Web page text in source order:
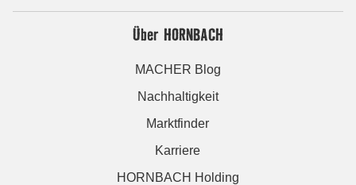
Über HORNBACH
MACHER Blog
Nachhaltigkeit
Marktfinder
Karriere
HORNBACH Holding